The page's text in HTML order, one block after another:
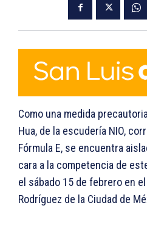
Como una medida
Hua, de la escudería NIO,
Fórmula E, se encuentra
cara a la competencia de
el sábado 15 de febrero en
Rodríguez de la Ciudad de